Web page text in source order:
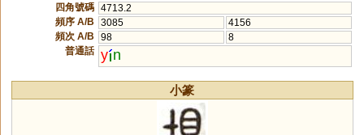
四角號碼 4713.2
頻序 A/B
3085
4156
頻次 A/B
98
8
普通話 y n
小篆